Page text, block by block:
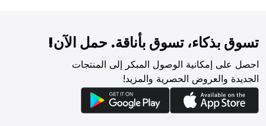
تسوق بذكاء، تسوق بأناقة. حمل الآن!
احصل على إمكانية الوصول المبكر إلى المنتجات
الجديدة والعروض الحصرية والمزيد!